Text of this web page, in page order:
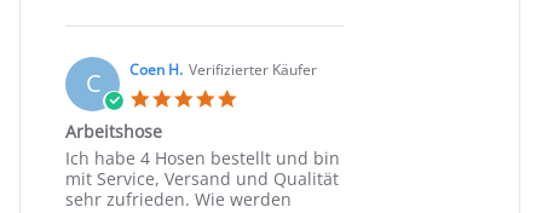
Oct
2025
Günter
on
14
Oct
2025
C Coen H. Verifizierter Käufer
Arbeitshose
Review
by
Coen
review
stating
Arbeitshose
Ich habe 4 Hosen bestellt und bin
mit Service, Versand und Qualität
sehr zufrieden. Wie werden